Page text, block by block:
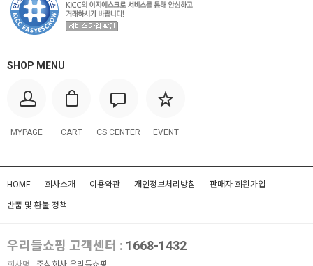
SHOP MENU
MYPAGE CART CS CENTER EVENT
HOME 회사소개 이용약관 개인정보처리방침 판매자 회원가입
반품 및 환불 정책
우리들쇼핑 고객센터 : 1668-1432